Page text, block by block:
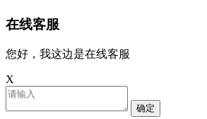
在线客服
您好，我这边是在线客服
X
确定